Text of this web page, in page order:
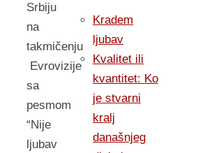
Srbiju
na
takmičenju
Evrovizije
sa
pesmom
“Nije
ljubav
Kradem
ljubav
Kvalitet ili
kvantitet: Ko
je stvarni
kralj
današnjeg